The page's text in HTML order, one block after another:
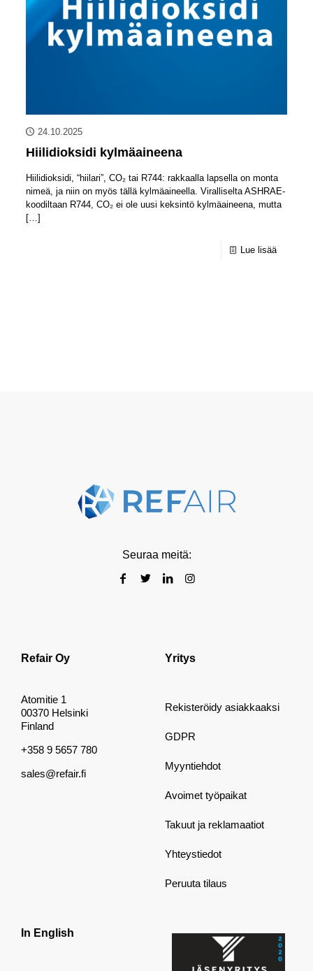
24.10.2025
Hiilidioksidi kylmäaineena
Hiilidioksidi, “hiilari”, CO₂ tai R744: rakkaalla lapsella on monta
nimeä, ja niin on myös tällä kylmäaineella. Viralliselta ASHRAE-
koodiltaan R744, CO₂ ei ole uusi keksintö kylmäaineena, mutta
[…]
Lue lisää
Seuraa meitä:
Refair Oy
Atomitie 1
00370 Helsinki
Finland
+358 9 5657 780
sales@refair.fi
Yritys
Rekisteröidy asiakkaaksi
GDPR
Myyntiehdot
Avoimet työpaikat
Takuut ja reklamaatiot
Yhteystiedot
Peruuta tilaus
In English